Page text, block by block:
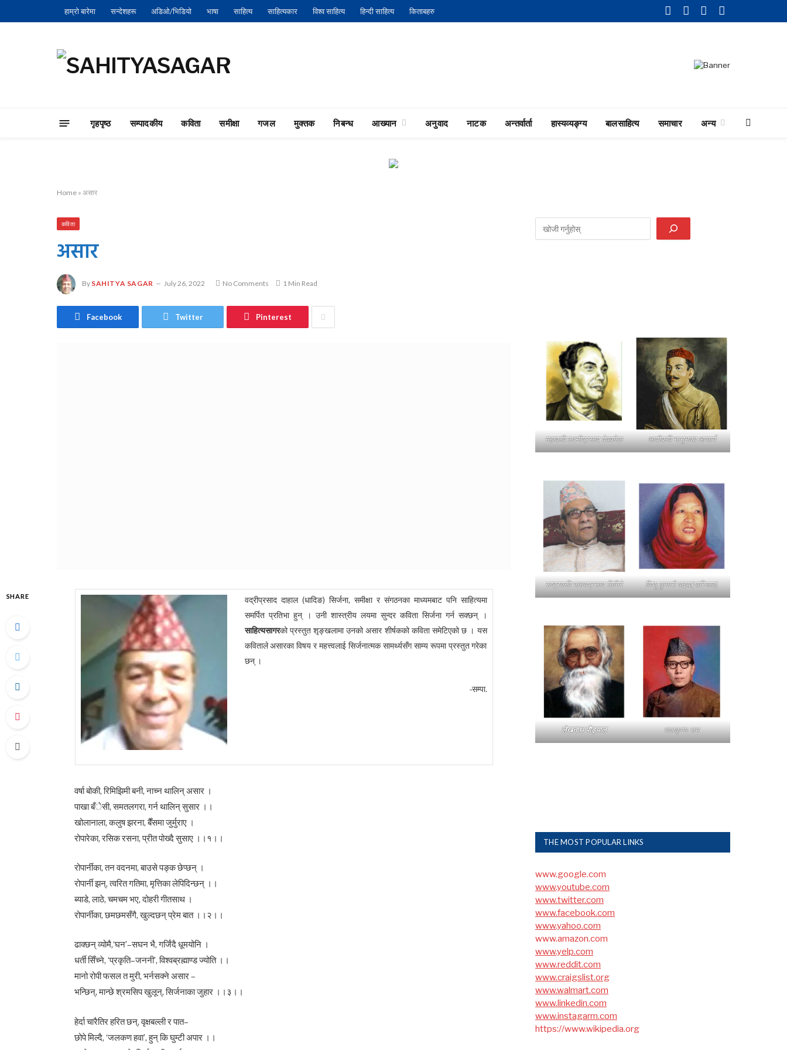
हाम्रो बारेमा सन्देशहरू अडिओ/भिडियो भाषा साहित्य साहित्यकार विश्व साहित्य हिन्दी साहित्य किताबहरु
Facebook
TwitterLinkedInYouTube
गृहपृष्‍ठ सम्पादकीय कविता समीक्षा गजल मुक्तक निबन्ध आख्यान अनुवाद नाटक अन्तर्वार्ता हास्यव्यङ्ग्य बालसाहित्य समाचार अन्य
Home » असार
कविता
असार
By SAHITYA SAGAR July 26, 2022 No Comments 1 Min Read
Facebook Twitter Pinterest
SHARE
वद्रीप्रसाद दाहाल (धादिङ) सिर्जना, समीक्षा र संगठनका माध्यमबाट पनि साहित्यमा
समर्पित प्रतिभा हुन् । उनी शास्त्रीय लयमा सुन्दर कविता सिर्जना गर्न सक्छन् ।
साहित्यसागरको प्रस्तुत शृङ्खलामा उनको असार शीर्षकको कविता समेटिएको छ । यस
कविताले असारका विषय र महत्त्वलाई सिर्जनात्मक सामर्थ्यसँग साम्य रूपमा प्रस्तुत गरेका
छन् ।
-सम्पा.
वर्षा बोकी, रिमिझिमी बनी, नाच्न थालिन् असार ।
पाखा बँेसी, समतलगरा, गर्न थालिन् सुसार ।।
खोलानाला, कलुष झरना, बैँसमा जुर्मुराए ।
रोपारेका, रसिक रसना, प्रीत पोख्दै सुसाए ।।१।।
रोपार्नीका, तन वदनमा, बाउसे पङ्क छेप्छन् ।
रोपार्नी झन्, त्वरित गतिमा, मृत्तिका लेपिदिन्छन् ।।
ब्याडे, लाठे, चमचम भए, दोहरी गीतसाथ ।
रोपार्नीका, छमछमसँगै, खुल्दछन् प्रेम बात ।।२।।
ढाक्छन् व्योमै,‘घन’–सघन भै, गर्जिंदै धूमयोनि ।
धर्ती सिँच्ने, ‘प्रकृति–जननी’, विश्वब्रह्माण्ड ज्योति ।।
मानो रोपी फसल त मुरी, भर्नसक्ने असार –
भन्छिन्, मान्छे श्रमसिप खुलून्, सिर्जनाका जुहार ।।३।।
हेर्दा चारैतिर हरित छन्, वृक्षबल्ली र पात–
छोपे मिल्दै, ‘जलकण हवा’, हुन् कि घुम्टी अपार ।।
महाकवि लक्ष्मीप्रसाद देवकोटा आदीकवि भानुभक्त आचार्य
राष्ट्रकवि माधवप्रसाद घिमिरे विष्णु कुमारी वाइबा(पारिजात)
लेखनाथ पौड्याल बालकृष्ण-सम
THE MOST POPULAR LINKS
www.google.com
www.youtube.com
www.twitter.com
www.facebook.com
www.yahoo.com
www.amazon.com
www.yelp.com
www.reddit.com
www.craigslist.org
www.walmart.com
www.linkedin.com
www.instagarm.com
https://www.wikipedia.org